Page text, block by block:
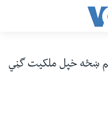
ښځه خپل ملکيت گڼي